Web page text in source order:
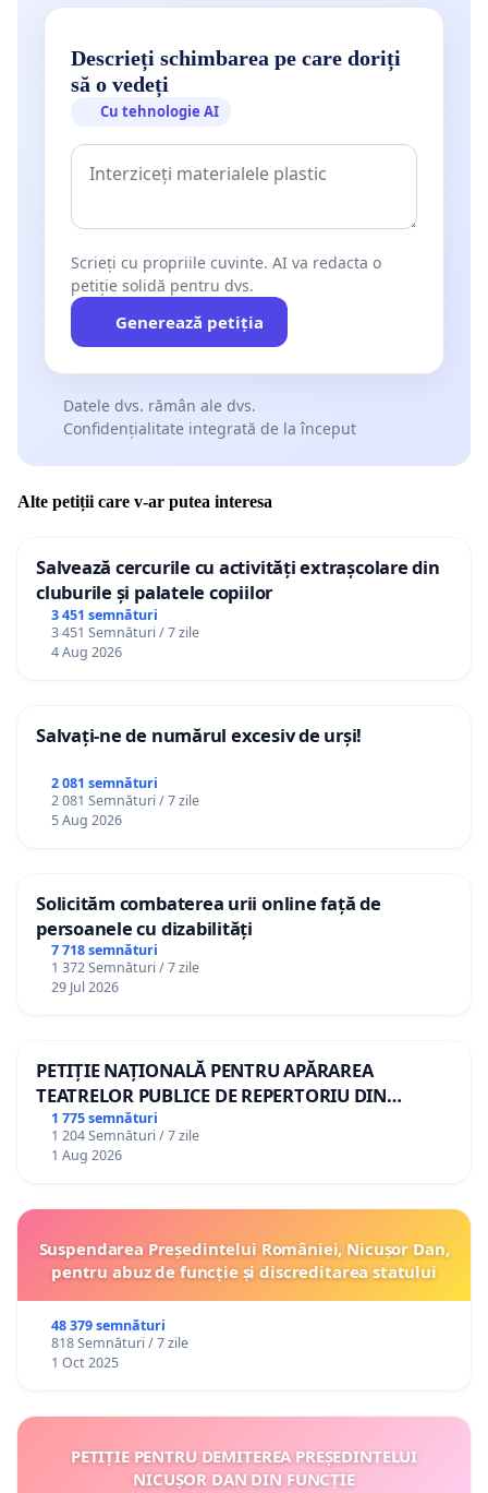
Descrieți schimbarea pe care doriți
să o vedeți
Cu tehnologie AI
Scrieți cu propriile cuvinte. AI va redacta o
petiție solidă pentru dvs.
Generează petiția
Datele dvs. rămân ale dvs.
Confidențialitate integrată de la început
Alte petiții care v-ar putea interesa
Salvează cercurile cu activități extrașcolare din
cluburile și palatele copiilor
3 451 semnături
3 451 Semnături / 7 zile
4 Aug 2026
Salvați-ne de numărul excesiv de urși!
2 081 semnături
2 081 Semnături / 7 zile
5 Aug 2026
Solicităm combaterea urii online față de
persoanele cu dizabilități
7 718 semnături
1 372 Semnături / 7 zile
29 Jul 2026
PETIȚIE NAȚIONALĂ PENTRU APĂRAREA
TEATRELOR PUBLICE DE REPERTORIU DIN
ROMÂNIA
1 775 semnături
1 204 Semnături / 7 zile
1 Aug 2026
Suspendarea Președintelui României, Nicușor Dan,
pentru abuz de funcție și discreditarea statului
48 379 semnături
818 Semnături / 7 zile
1 Oct 2025
PETIȚIE PENTRU DEMITEREA PREȘEDINTELUI
NICUȘOR DAN DIN FUNCȚIE